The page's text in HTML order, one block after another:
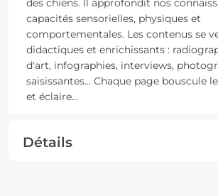
des chiens. Il approfondit nos
capacités sensorielles, physiques et
comportementales. Les contenus se
didactiques et enrichissants :
d'art, infographies, interviews,
saisissantes... Chaque page bouscule
et éclaire...
Détails